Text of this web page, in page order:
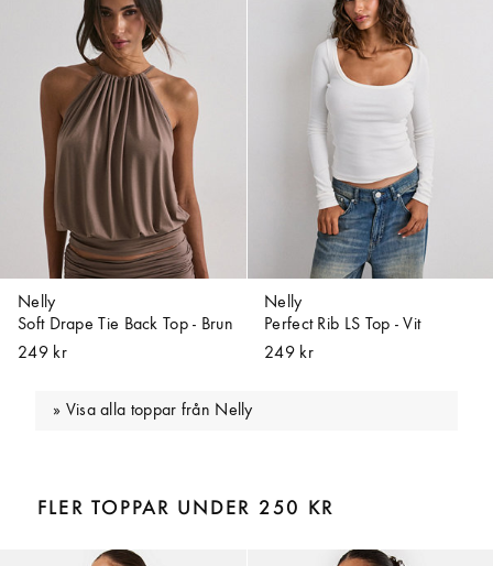
Nelly
Soft Drape Tie Back Top - Brun
249 kr
Nelly
Perfect Rib LS Top - Vit
249 kr
Visa alla toppar från Nelly
FLER TOPPAR UNDER 250 KR